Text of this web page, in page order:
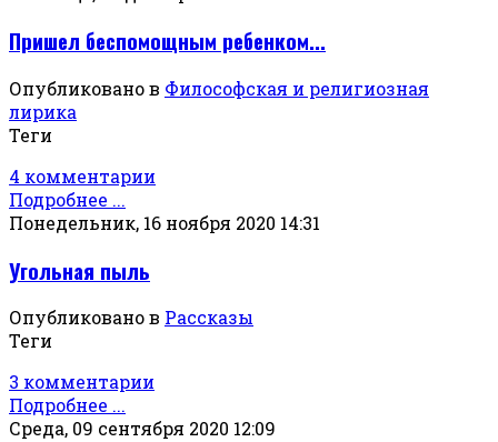
Пришел беспомощным ребенком...
Опубликовано в Философская и религиозная
лирика
Теги
4 комментарии
Подробнее ...
Понедельник, 16 ноября 2020 14:31
Угольная пыль
Опубликовано в Рассказы
Теги
3 комментарии
Подробнее ...
Среда, 09 сентября 2020 12:09